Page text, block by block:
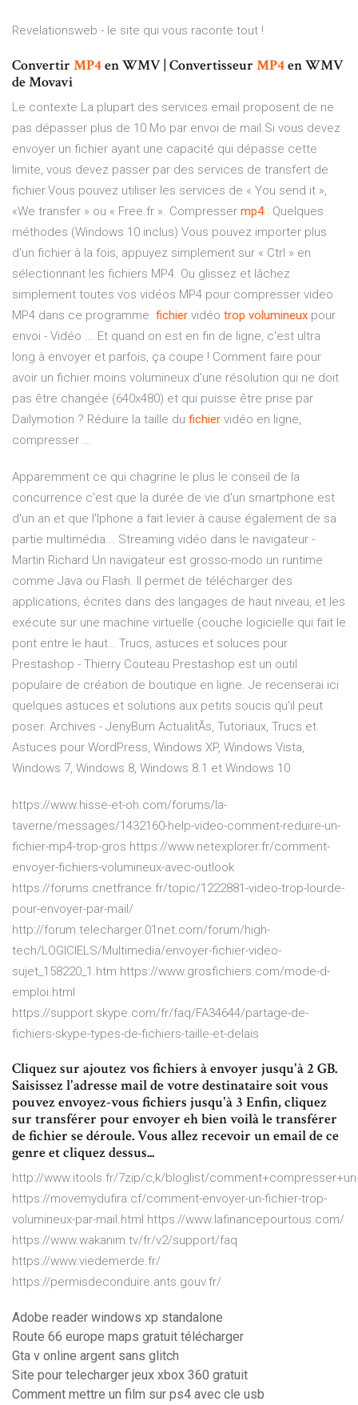
Revelationsweb - le site qui vous raconte tout !
Convertir MP4en WMV | Convertisseur MP4en WMV
de Movavi
Le contexte La plupart des services email proposent de ne
pas dépasser plus de 10 Mo par envoi de mail.Si vous devez
envoyer un fichier ayant une capacité qui dépasse cette
limite, vous devez passer par des services de transfert de
fichier.Vous pouvez utiliser les services de « You send it »,
«We transfer » ou « Free.fr ». Compresser mp4: Quelques
méthodes (Windows 10 inclus) Vous pouvez importer plus
d'un fichier à la fois, appuyez simplement sur « Ctrl » en
sélectionnant les fichiers MP4. Ou glissez et lâchez
simplement toutes vos vidéos MP4 pour compresser video
MP4 dans ce programme. fichier vidéo trop volumineux pour
envoi - Vidéo ... Et quand on est en fin de ligne, c'est ultra
long à envoyer et parfois, ça coupe ! Comment faire pour
avoir un fichier moins volumineux d'une résolution qui ne doit
pas être changée (640x480) et qui puisse être prise par
Dailymotion ? Réduire la taille du fichier vidéo en ligne,
compresser ...
Apparemment ce qui chagrine le plus le conseil de la
concurrence c'est que la durée de vie d'un smartphone est
d'un an et que l'Iphone a fait levier à cause également de sa
partie multimédia... Streaming vidéo dans le navigateur -
Martin Richard Un navigateur est grosso-modo un runtime
comme Java ou Flash. Il permet de télécharger des
applications, écrites dans des langages de haut niveau, et les
exécute sur une machine virtuelle (couche logicielle qui fait le
pont entre le haut… Trucs, astuces et soluces pour
Prestashop - Thierry Couteau Prestashop est un outil
populaire de création de boutique en ligne. Je recenserai ici
quelques astuces et solutions aux petits soucis qu'il peut
poser. Archives - JenyBurn ActualitÃs, Tutoriaux, Trucs et
Astuces pour WordPress, Windows XP, Windows Vista,
Windows 7, Windows 8, Windows 8.1 et Windows 10
https://www.hisse-et-oh.com/forums/la-
taverne/messages/1432160-help-video-comment-reduire-un-
fichier-mp4-trop-gros https://www.netexplorer.fr/comment-
envoyer-fichiers-volumineux-avec-outlook
https://forums.cnetfrance.fr/topic/1222881-video-trop-lourde-
pour-envoyer-par-mail/
http://forum.telecharger.01net.com/forum/high-
tech/LOGICIELS/Multimedia/envoyer-fichier-video-
sujet_158220_1.htm https://www.grosfichiers.com/mode-d-
emploi.html
https://support.skype.com/fr/faq/FA34644/partage-de-
fichiers-skype-types-de-fichiers-taille-et-delais
Cliquez sur ajoutez vos fichiers à envoyer jusqu'à 2 GB.
Saisissez l'adresse mail de votre destinataire soit vous
pouvez envoyez-vous fichiers jusqu'à 3 Enfin, cliquez
sur transférer pour envoyer eh bien voilà le transférer
de fichier se déroule. Vous allez recevoir un email de ce
genre et cliquez dessus...
http://www.itools.fr/7zip/c,k/bloglist/
https://movemydufira.cf/comment-envoyer-un-fichier-trop-
volumineux-par-mail.html https://www.lafinancepourtous.com/
https://www.wakanim.tv/fr/v2/support/faq
https://www.viedemerde.fr/
https://permisdeconduire.ants.gouv.fr/
Adobe reader windows xp standalone
Route 66 europe maps gratuit télécharger
Gta v online argent sans glitch
Site pour telecharger jeux xbox 360 gratuit
Comment mettre un film sur ps4 avec cle usb